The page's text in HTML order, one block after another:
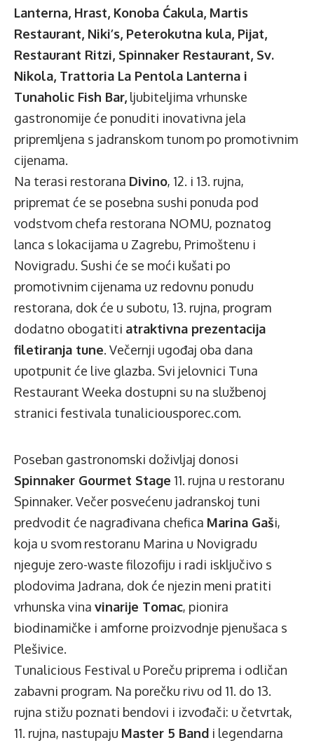
Lanterna, Hrast, Konoba Ćakula, Martis
Restaurant, Niki’s, Peterokutna kula, Pijat,
Restaurant Ritzi, Spinnaker Restaurant, Sv.
Nikola, Trattoria La Pentola Lanterna i
Tunaholic Fish Bar, ljubiteljima vrhunske
gastronomije će ponuditi inovativna jela
pripremljena s jadranskom tunom po promotivnim
cijenama.
Na terasi restorana Divino, 12. i 13. rujna,
pripremat će se posebna sushi ponuda pod
vodstvom chefa restorana NOMU, poznatog
lanca s lokacijama u Zagrebu, Primoštenu i
Novigradu. Sushi će se moći kušati po
promotivnim cijenama uz redovnu ponudu
restorana, dok će u subotu, 13. rujna, program
dodatno obogatiti atraktivna prezentacija
filetiranja tune. Večernji ugođaj oba dana
upotpunit će live glazba. Svi jelovnici Tuna
Restaurant Weeka dostupni su na službenoj
stranici festivala tunaliciousporec.com.
Poseban gastronomski doživljaj donosi
Spinnaker Gourmet Stage 11. rujna u restoranu
Spinnaker. Večer posvećenu jadranskoj tuni
predvodit će nagrađivana chefica Marina Gaši,
koja u svom restoranu Marina u Novigradu
njeguje zero-waste filozofiju i radi isključivo s
plodovima Jadrana, dok će njezin meni pratiti
vrhunska vina vinarije Tomac, pionira
biodinamičke i amforne proizvodnje pjenušaca s
Plešivice.
Tunalicious Festival u Poreču priprema i odličan
zabavni program. Na porečku rivu od 11. do 13.
rujna stižu poznati bendovi i izvođači: u četvrtak,
11. rujna, nastupaju Master 5 Band i legendarna